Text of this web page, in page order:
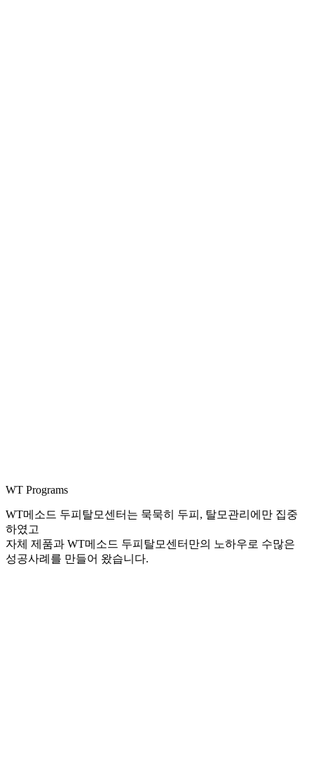
WT Programs
WT메소드 두피탈모센터는 묵묵히 두피, 탈모관리에만 집중
하였고
자체 제품과 WT메소드 두피탈모센터만의 노하우로 수많은
성공사례를 만들어 왔습니다.